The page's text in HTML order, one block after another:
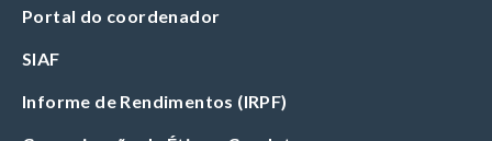
Portal do coordenador
SIAF
Informe de Rendimentos (IRPF)